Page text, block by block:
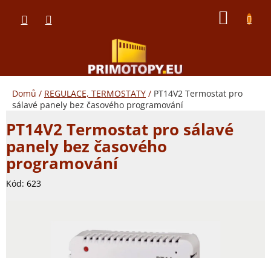
obsah
Domů / REGULACE, TERMOSTATY / PT14V2 Termostat pro
sálavé panely bez časového programování
PT14V2 Termostat pro sálavé
panely bez časového
programování
Kód: 623